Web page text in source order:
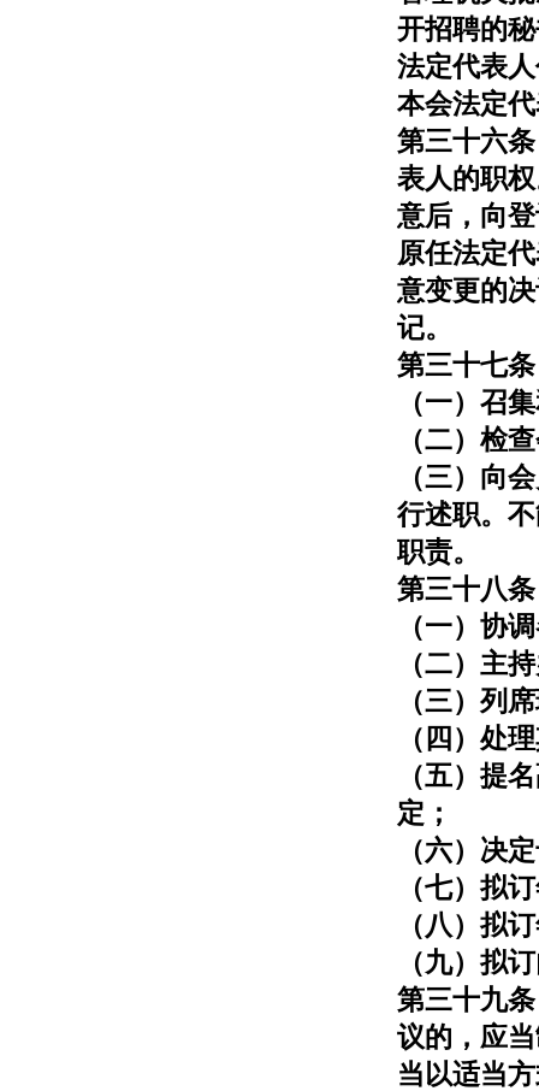
开招聘的
法定代表
本会法定
第三十六
表人的职
意后，向
原任法定
意变更的
记。
第三十七
（一）召
（二）检
（三）向
行述职。
职责。
第三十八
（一）协
（二）主
（三）列
（四）处
（五）提
定；
（六）决
（七）拟
（八）拟
（九）拟
第三十九
议的，应
当以适当